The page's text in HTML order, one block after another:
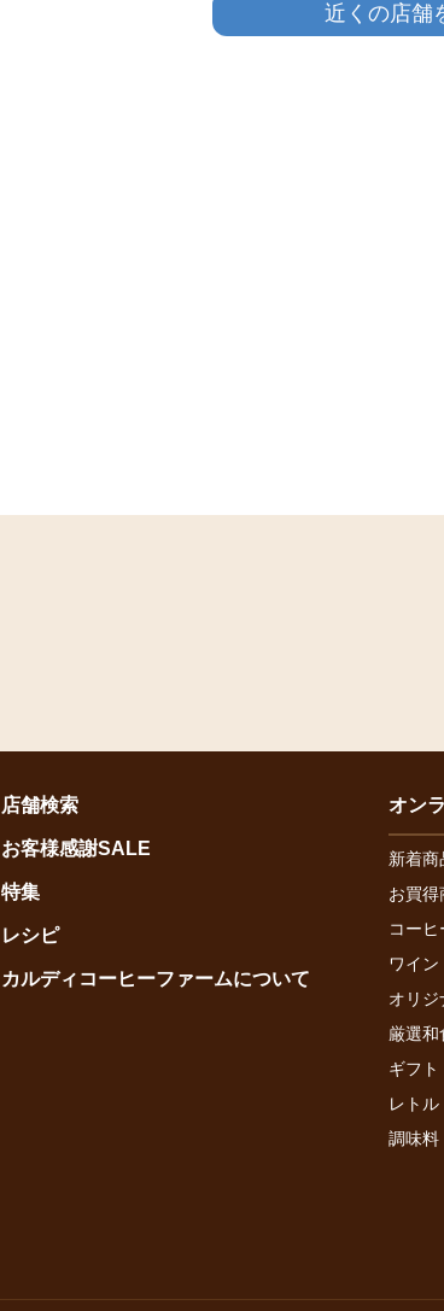
近くの店舗
店舗検索
お客様感謝SALE
特集
レシピ
カルディコーヒーファームについて
オン
新着商
お買得
コーヒ
ワイン
オリジ
厳選和
ギフト
レトル
調味料